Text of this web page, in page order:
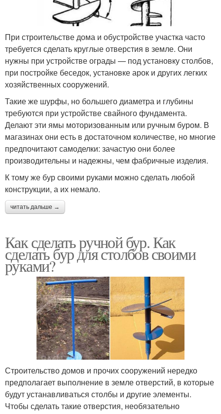
При строительстве дома и обустройстве участка часто
требуется сделать круглые отверстия в земле. Они
нужны при устройстве ограды — под установку столбов,
при постройке беседок, установке арок и других легких
хозяйственных сооружений.
Такие же шурфы, но большего диаметра и глубины
требуются при устройстве свайного фундамента.
Делают эти ямы моторизованным или ручным буром. В
магазинах они есть в достаточном количестве, но многие
предпочитают самоделки: зачастую они более
производительны и надежны, чем фабричные изделия.
К тому же бур своими руками можно сделать любой
конструкции, а их немало.
читать дальше →
Как сделать ручной бур. Как
сделать бур для столбов своими
руками?
Строительство домов и прочих сооружений нередко
предполагает выполнение в земле отверстий, в которые
будут устанавливаться столбы и другие элементы.
Чтобы сделать такие отверстия, необязательно